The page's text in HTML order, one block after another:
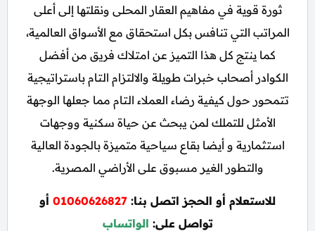
ثورة قوية في مفاهيم العقار المحلى ونقلتها إلى أعلى
المراتب التي تنافس بكل استحقاق مع الأسواق العالمية،
كما ينتج كل هذا التميز عن امتلاك فريق من أفضل
الكوادر أصحاب خبرات طويلة والالتزام التام باستراتيجية
تتمحور حول كيفية رضاء العملاء التام مما جعلها الوجهة
الأمثل للتملك لمن يبحث عن حياة سكنية ووجهات
استثمارية و أيضا بقاع سياحية متميزة بالجودة العالية
والتطور الغير مسبوق على الأراضي المصرية.
للاستعلام أو الحجز اتصل بنا: 01060626827 أو
تواصل على: الواتساب